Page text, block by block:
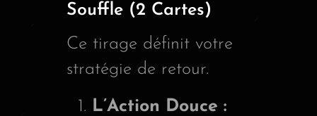
Souffle (2 Cartes)
Ce tirage définit votre
stratégie de retour.
L’Action Douce :